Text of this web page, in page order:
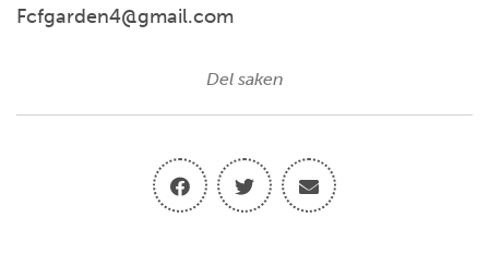
Fcfgarden4@gmail.com
Del saken